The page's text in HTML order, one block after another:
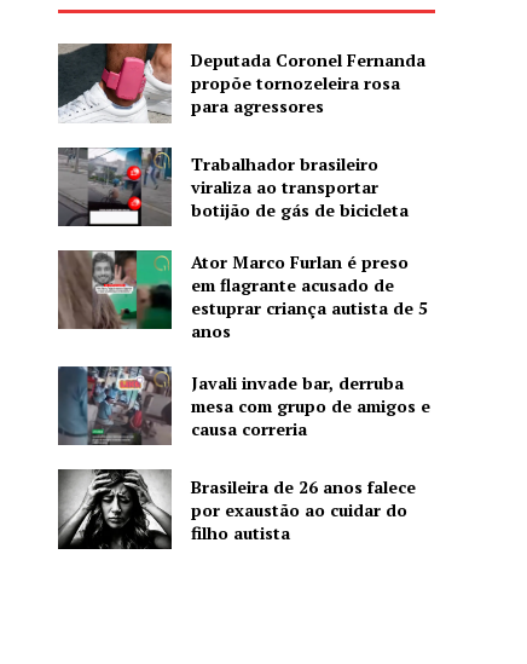
Deputada Coronel Fernanda
propõe tornozeleira rosa
para agressores
Trabalhador brasileiro
viraliza ao transportar
botijão de gás de bicicleta
Ator Marco Furlan é preso
em flagrante acusado de
estuprar criança autista de 5
anos
Javali invade bar, derruba
mesa com grupo de amigos e
causa correria
Brasileira de 26 anos falece
por exaustão ao cuidar do
filho autista